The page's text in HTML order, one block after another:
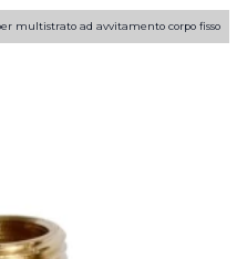
multistrato ad avvitamento corpo fisso